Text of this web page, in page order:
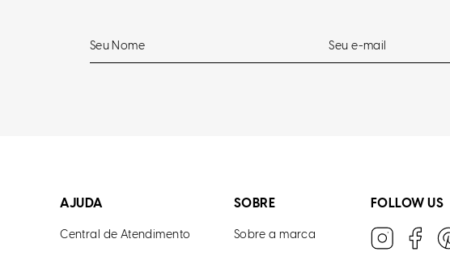
AJUDA
Central de Atendimento
SOBRE
Sobre a marca
FOLLOW US